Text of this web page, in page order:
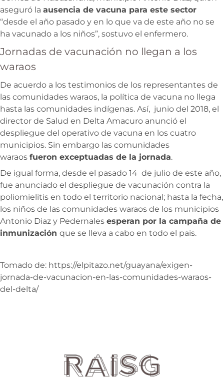
aseguró la ausencia de vacuna para este sector
“desde el año pasado y en lo que va de este año no se
ha vacunado a los niños”, sostuvo el enfermero.
Jornadas de vacunación no llegan a los
waraos
De acuerdo a los testimonios de los representantes de
las comunidades waraos, la política de vacuna no llega
hasta las comunidades indígenas. Así, junio del 2018, el
director de Salud en Delta Amacuro anunció el
despliegue del operativo de vacuna en los cuatro
municipios. Sin embargo las comunidades
waraos fueron exceptuadas de la jornada.
De igual forma, desde el pasado 14 de julio de este año,
fue anunciado el despliegue de vacunación contra la
poliomielitis en todo el territorio nacional; hasta la fecha,
los niños de las comunidades waraos de los municipios
Antonio Diaz y Pedernales esperan por la campaña de
inmunización que se lleva a cabo en todo el pais.
Tomado de: https://elpitazo.net/guayana/exigen-
jornada-de-vacunacion-en-las-comunidades-waraos-
del-delta/